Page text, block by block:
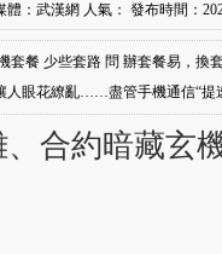
：武漢網 人氣： 發布時間：
套餐 少些套路 問 辦套餐易，換
人眼花繚亂……盡管手機通信“提
合約暗藏玄